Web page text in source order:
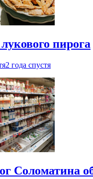
пирога
2 года спустя
Соломатина